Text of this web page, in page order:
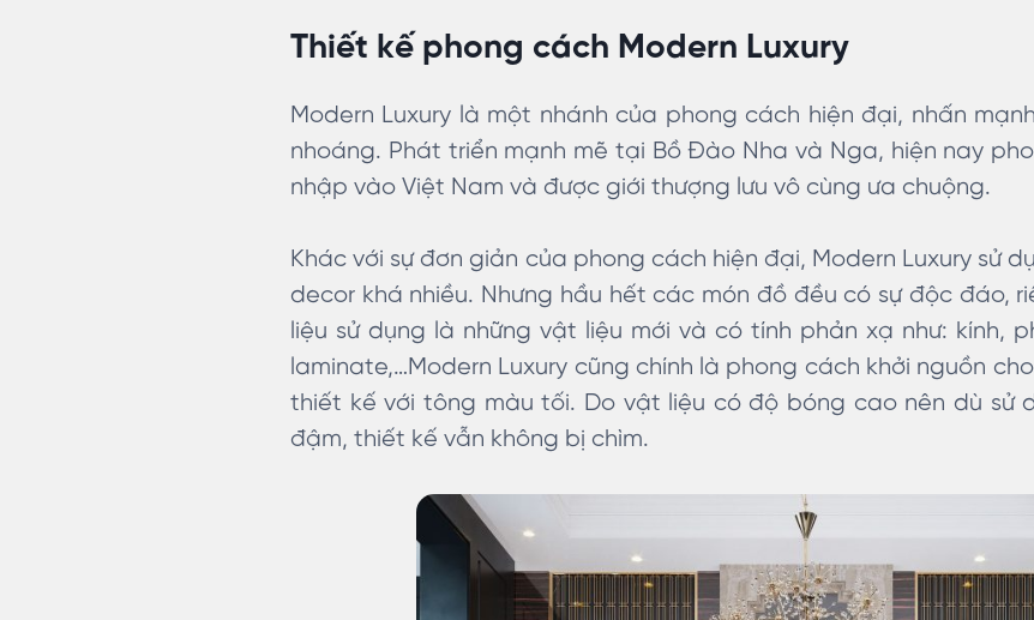
Thiết kế phong cách Modern Luxury
Modern Luxury là một nhánh của phong cách hiện đại, nhấn
nhoáng. Phát triển mạnh mẽ tại Bồ Đào Nha và Nga, hiện nay
nhập vào Việt Nam và được giới thượng lưu vô cùng ưa chuộng.
Khác với sự đơn giản của phong cách hiện đại, Modern Luxury sử
decor khá nhiều. Nhưng hầu hết các món đồ đều có sự độc đáo,
liệu sử dụng là những vật liệu mới và có tính phản xạ như: kính,
laminate,…Modern Luxury cũng chính là phong cách khởi nguồn
thiết kế với tông màu tối. Do vật liệu có độ bóng cao nên dù sử
đậm, thiết kế vẫn không bị chìm.